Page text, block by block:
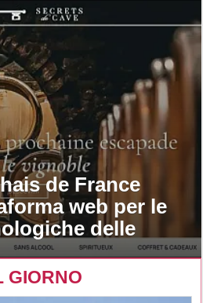
de France
web per le
delle
GIORNO